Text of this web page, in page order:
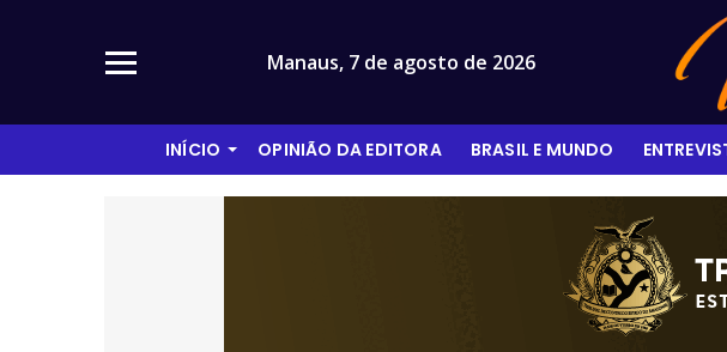
Manaus, 7 de agosto de 2026
INÍCIO OPINIÃO DA EDITORA BRASIL E MUNDO